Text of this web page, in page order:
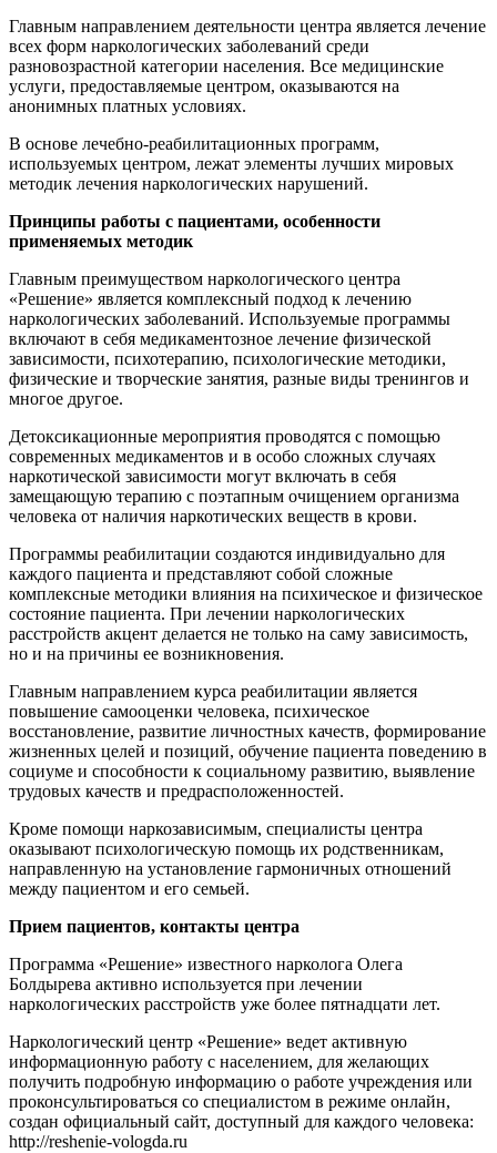
Главным направлением деятельности центра является лечение
всех форм наркологических заболеваний среди
разновозрастной категории населения. Все медицинские
услуги, предоставляемые центром, оказываются на
анонимных платных условиях.
В основе лечебно-реабилитационных программ,
используемых центром, лежат элементы лучших мировых
методик лечения наркологических нарушений.
Принципы работы с пациентами, особенности
применяемых методик
Главным преимуществом наркологического центра
«Решение» является комплексный подход к лечению
наркологических заболеваний. Используемые программы
включают в себя медикаментозное лечение физической
зависимости, психотерапию, психологические методики,
физические и творческие занятия, разные виды тренингов и
многое другое.
Детоксикационные мероприятия проводятся с помощью
современных медикаментов и в особо сложных случаях
наркотической зависимости могут включать в себя
замещающую терапию с поэтапным очищением организма
человека от наличия наркотических веществ в крови.
Программы реабилитации создаются индивидуально для
каждого пациента и представляют собой сложные
комплексные методики влияния на психическое и физическое
состояние пациента. При лечении наркологических
расстройств акцент делается не только на саму зависимость,
но и на причины ее возникновения.
Главным направлением курса реабилитации является
повышение самооценки человека, психическое
восстановление, развитие личностных качеств, формирование
жизненных целей и позиций, обучение пациента поведению в
социуме и способности к социальному развитию, выявление
трудовых качеств и предрасположенностей.
Кроме помощи наркозависимым, специалисты центра
оказывают психологическую помощь их родственникам,
направленную на установление гармоничных отношений
между пациентом и его семьей.
Прием пациентов, контакты центра
Программа «Решение» известного нарколога Олега
Болдырева активно используется при лечении
наркологических расстройств уже более пятнадцати лет.
Наркологический центр «Решение» ведет активную
информационную работу с населением, для желающих
получить подробную информацию о работе учреждения или
проконсультироваться со специалистом в режиме онлайн,
создан официальный сайт, доступный для каждого человека:
http://reshenie-vologda.ru